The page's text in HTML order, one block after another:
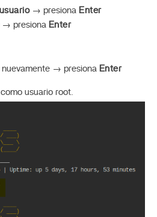
→ presiona Enter
→ presiona Enter
nuevamente → presiona Enter
usuario root.